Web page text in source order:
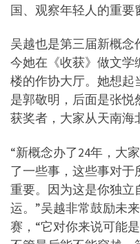
国、观察年轻人的重要
吴越也是第三届新概
今她在《收获》做文学
楼的作协大厅。她想起
是郭敬明，后面是张
获奖者，大家从天南海
“新概念办了24年，大
了一些事，这些事对
重要。因为这是你独立
运。”吴越非常鼓励未
赛，“它对你来说可能